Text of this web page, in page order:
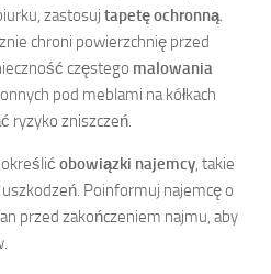
zastosuj tapetę ochronną
chroni powierzchnię przed
częstego malowania
pod meblami na kółkach
ryzyko zniszczeń.
obowiązki najemcy , takie
Poinformuj najemcę o
przed zakończeniem najmu, aby